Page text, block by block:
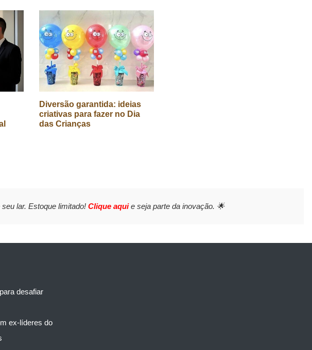
Diversão garantida: ideias
criativas para fazer no Dia
das Crianças
lar. Estoque limitado! Clique aquie seja parte da inovação. 🌟
desafiar
ex-líderes do